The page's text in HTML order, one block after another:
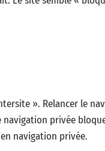
». Relancer le
privée
navigation privée.